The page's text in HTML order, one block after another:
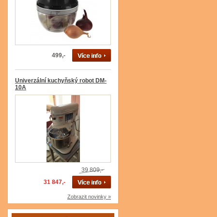
499,-
Univerzální kuchyňský robot DM-
10A
39 809,-
31 847,-
Zobrazit novinky »